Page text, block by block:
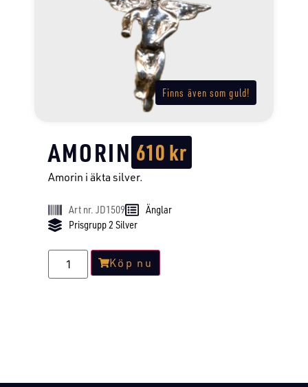
Finns även som guld!
AMORIN 610kr
Amorin i äkta silver.
Art nr. JD1509
Änglar
Prisgrupp 2 Silver
Köp nu